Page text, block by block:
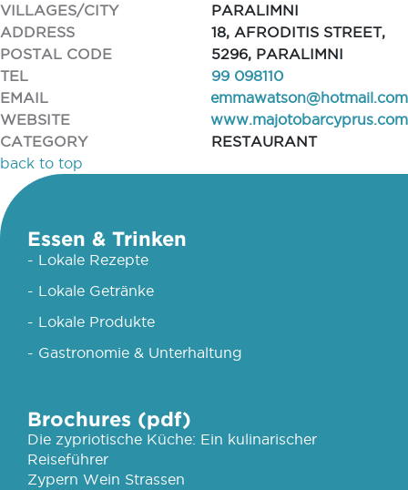
VILLAGES/CITY
PARALIMNI
ADDRESS
18, AFRODITIS STREET,
POSTAL CODE
5296, PARALIMNI
TEL
99 098110
EMAIL
emmawatson@hotmail.com
WEBSITE
www.majotobarcyprus.com
CATEGORY
RESTAURANT
back to top
Essen & Trinken
- Lokale Rezepte
- Lokale Getränke
- Lokale Produkte
- Gastronomie & Unterhaltung
Brochures (pdf)
Die zypriotische Küche: Ein kulinarischer
Reiseführer
Zypern Wein Strassen